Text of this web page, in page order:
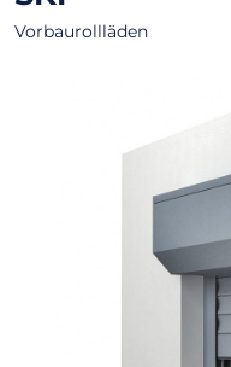
Vorbaurollläden